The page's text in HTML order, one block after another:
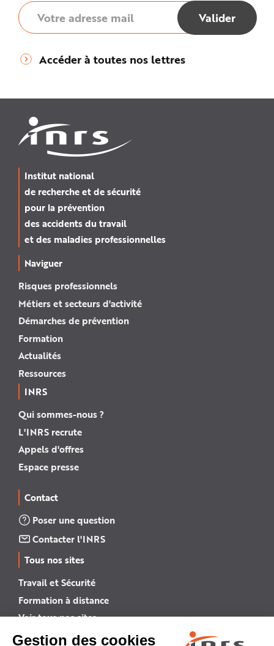
Accéder à toutes nos lettres
Institut national
de recherche et de sécurité
pour la prévention
des accidents du travail
et des maladies professionnelles
Naviguer
Risques professionnels
Métiers et secteurs d'activité
Démarches de prévention
Formation
Actualités
Ressources
INRS
Qui sommes-nous ?
L'INRS recrute
Appels d'offres
Espace presse
Contact
Poser une question
Contacter l'INRS
Tous nos sites
Travail et Sécurité
Formation à distance
Voir tous nos sites →